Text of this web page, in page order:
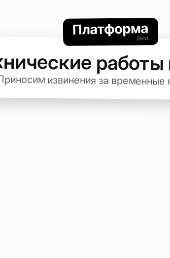
работы
извинения за временные